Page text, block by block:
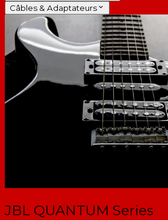
Câbles & Adaptateurs
JBL QUANTUM Series